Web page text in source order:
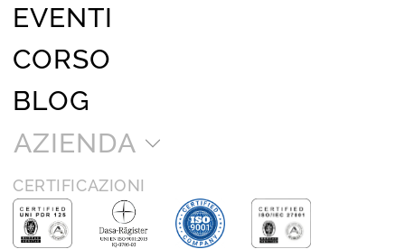
EVENTI
CORSO
BLOG
AZIENDA
CERTIFICAZIONI